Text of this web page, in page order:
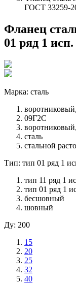
ГОСТ 33259-
Фланец
01 ряд 1
Марка: сталь
09Г2С
сталь
стальной
Тип: тип 01 ряд 1
тип 11 ряд 1
тип 01 ряд 1
бесшовный
шовный
Ду: 200
15
20
25
32
40